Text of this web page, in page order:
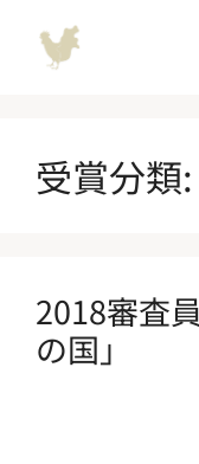
受賞分類:
2018審査
の国」